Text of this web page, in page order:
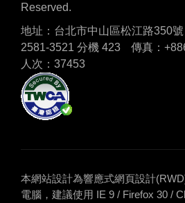
Reserved.
地址：台北市中山區松江路350號
2581-3521 分機 423
傳真：
人次：37453
本網站設計為響應式網頁設計
電腦，建議使用 IE 9 / Firefox 30 /